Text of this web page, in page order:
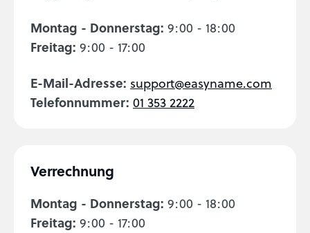
Montag - Donnerstag: 9:00 - 18:00
Freitag: 9:00 - 17:00
E-Mail-Adresse: support@easyname.com
Telefonnummer: 01 353 2222
Verrechnung
Montag - Donnerstag: 9:00 - 18:00
Freitag: 9:00 - 17:00